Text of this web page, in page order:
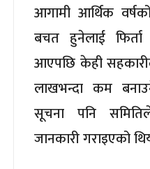
आगामी आर्थिक
बचत हुनेलाई
आएपछि केही
लाखभन्दा कम
सूचना पनि
जानकारी गराइएको